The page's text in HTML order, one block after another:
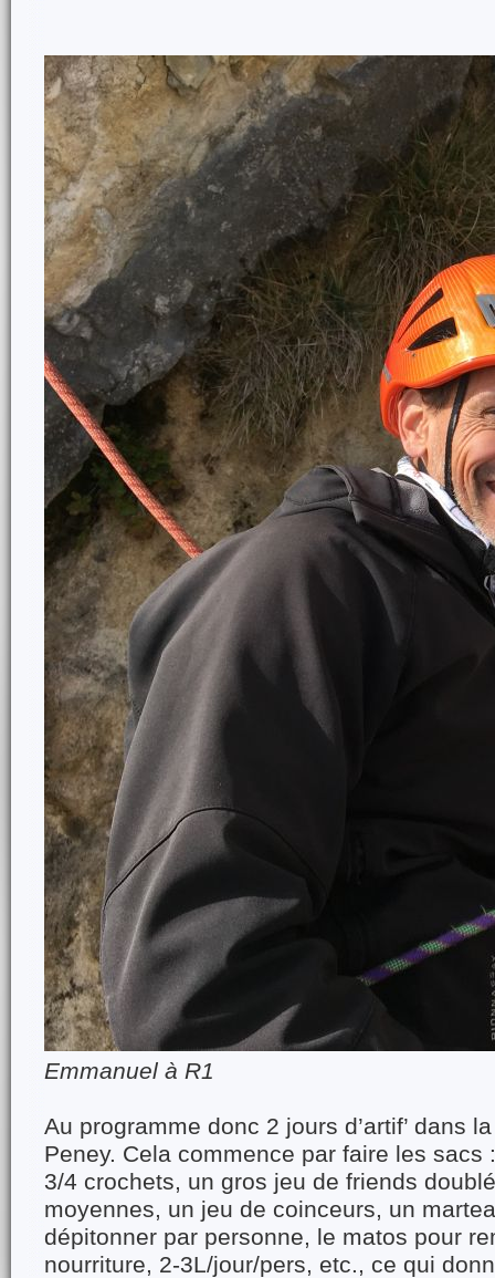
Emmanuel à R1
Au programme donc 2 jours d’artif’ dans
Peney. Cela commence par faire les sacs
3/4 crochets, un gros jeu de friends
moyennes, un jeu de coinceurs, un
dépitonner par personne, le matos pour
nourriture, 2-3L/jour/pers, etc., ce qui